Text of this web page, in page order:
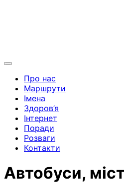
Про нас
Маршрути
Імена
Здоров’я
Інтернет
Поради
Розваги
Контакти
Автобуси,